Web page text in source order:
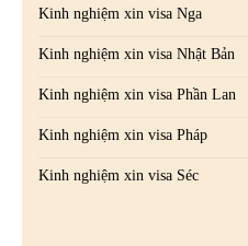
Kinh nghiệm xin visa Nga
Kinh nghiệm xin visa Nhật Bản
Kinh nghiệm xin visa Phần Lan
Kinh nghiệm xin visa Pháp
Kinh nghiệm xin visa Séc